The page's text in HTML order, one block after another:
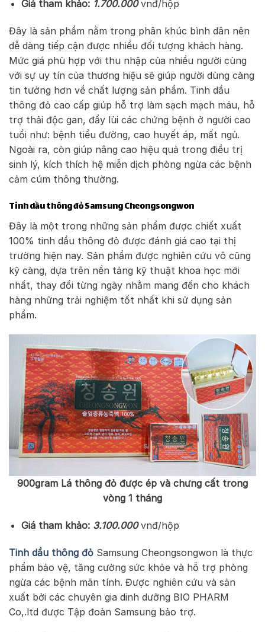
Giá tham khảo: 1.700.000vnđ/hộp
Đây là sản phẩm nằm trong phân khúc bình dân nên
dễ dàng tiếp cận được nhiều đối tượng khách hàng.
Mức giá phù hợp với thu nhập của nhiều người cùng
với sự uy tín của thương hiệu sẽ giúp người dùng càng
tin tưởng hơn về chất lượng sản phẩm. Tinh dầu
thông đỏ cao cấp giúp hỗ trợ làm sạch mạch máu, hỗ
trợ thải độc gan, đẩy lùi các chứng bệnh ở người cao
tuổi như: bệnh tiểu đường, cao huyết áp, mất ngủ.
Ngoài ra, còn giúp nâng cao hiệu quả trong điều trị
sinh lý, kích thích hệ miễn dịch phòng ngừa các bệnh
cảm cúm thông thường.
Tinh dầu thông đỏ Samsung Cheongsongwon
Đây là một trong những sản phẩm được chiết xuất
100% tinh dầu thông đỏ được đánh giá cao tại thị
trường hiện nay. Sản phẩm được nghiên cứu vô cũng
kỹ càng, dựa trên nền tảng kỹ thuật khoa học mới
nhất, thay đổi từng ngày nhằm mang đến cho khách
hàng những trải nghiệm tốt nhất khi sử dụng sản
phẩm.
900gram Lá thông đỏ được ép và chưng cất trong
vòng 1 tháng
Giá tham khảo:3.100.000vnđ/hộp
Tinh dầu thông đỏ Samsung Cheongsongwon là thực
phẩm bảo vệ, tăng cường sức khỏe và hỗ trợ phòng
ngừa các bệnh mãn tính. Được nghiên cứu và sản
xuất bởi các chuyên gia dinh dưỡng BIO PHARM
Co,.ltd được Tập đoàn Samsung bảo trợ.